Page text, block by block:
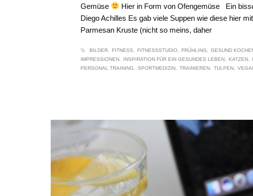
Gemüse
Hier in Form von Ofengemüse Ein
Diego Achilles Es gab viele Suppen wie diese hier
Parmesan Kruste (nicht so meins, daher
BILDER FITNESS FITNESSSTUDIO FRÜHLING GESUND
IMPRESSIONEN
INSPIRATION FÜR EIN GESUNDES LEBEN KATZEN
PERSONAL TRAINING
SPORTMEDIZIN TRAINIEREN TULPEN